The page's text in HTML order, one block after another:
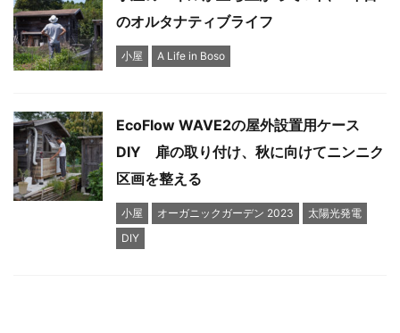
のオルタナティブライフ
小屋 A Life in Boso
EcoFlow WAVE2の屋外設置用ケース
DIY 扉の取り付け、秋に向けてニンニク
区画を整える
小屋 オーガニックガーデン 2023
太陽光発電
DIY